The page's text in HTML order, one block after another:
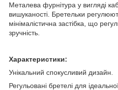
Металева фурнітура у вигляді
вишуканості. Бретельки
мінімалістична застібка, що
зручність.
Характеристики:
Унікальний спокусливий дизайн.
Регульовані бретелі для